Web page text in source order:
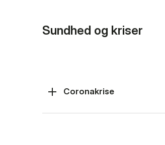
Sundhed og kriser
Coronakrise